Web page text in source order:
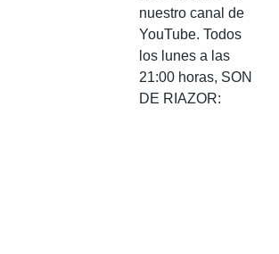
nuestro canal de
YouTube. Todos
los lunes a las
21:00 horas, SON
DE RIAZOR: